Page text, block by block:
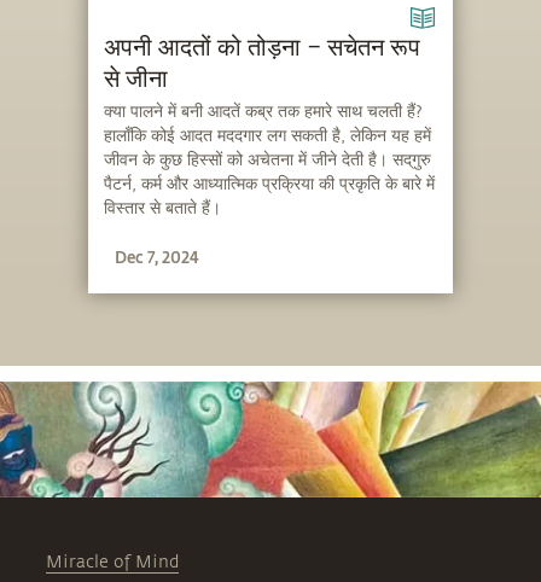
अपनी आदतों को तोड़ना – सचेतन रूप
से जीना
क्या पालने में बनी आदतें कब्र तक हमारे साथ चलती हैं?
हालाँकि कोई आदत मददगार लग सकती है, लेकिन यह हमें
जीवन के कुछ हिस्सों को अचेतना में जीने देती है। सद्‌गुरु
पैटर्न, कर्म और आध्यात्मिक प्रक्रिया की प्रकृति के बारे में
विस्तार से बताते हैं।
Dec 7, 2024
Miracle of Mind